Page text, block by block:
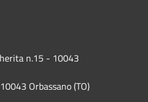
n.15 - 10043
Orbassano (TO)